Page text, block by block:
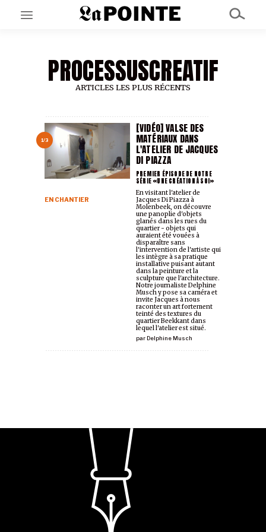
EN CE MOMENT
GRAND ANGLE
AU LARGE
À PROPOS
NOS PARTENAIRES
PROCESSUSCREATIF
ARTICLES LES PLUS RÉCENTS
1/3
[VIDÉO] VALSE DES
MATÉRIAUX DANS
L'ATELIER DE JACQUES
DI PIAZZA
PREMIER ÉPISODE DE NOTRE
SÉRIE «UNE CRÉATION À SOI»
EN CHANTIER
parDelphine Musch
En visitant l'atelier de
Jacques Di Piazza à
Molenbeek, on découvre
une panoplie d'objets
glanés dans les rues du
quartier - objets qui
auraient été vouées à
disparaître sans
l'intervention de l'artiste qui
les intègre à sa pratique
installative puisant autant
dans la peinture et la
sculpture que l'architecture.
Notre journaliste Delphine
Musch y pose sa caméra et
invite Jacques à nous
raconter un art fortement
teinté des textures du
quartier Beekkant dans
lequel l'atelier est situé.